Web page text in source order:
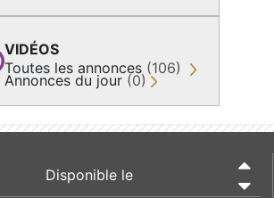
VIDÉOS
Toutes les annonces (106)
Annonces du jour (0)
